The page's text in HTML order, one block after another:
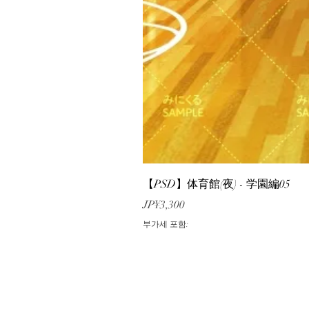
【PSD】体育館(夜) - 学園編05
가격
JP¥3,300
부가세 포함: